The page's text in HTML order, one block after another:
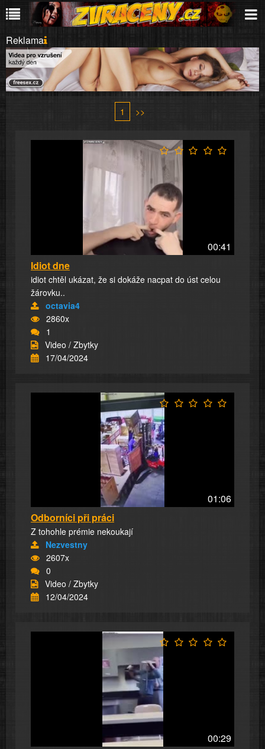
Reklama
1 >>
00:41
Idiot dne
idiot chtěl ukázat, že si dokáže nacpat do úst celou
žárovku..
octavia4
2860x
1
Video / Zbytky
17/04/2024
01:06
Odborníci při práci
Z tohohle prémie nekoukají
Nezvestny
2607x
0
Video / Zbytky
12/04/2024
00:29